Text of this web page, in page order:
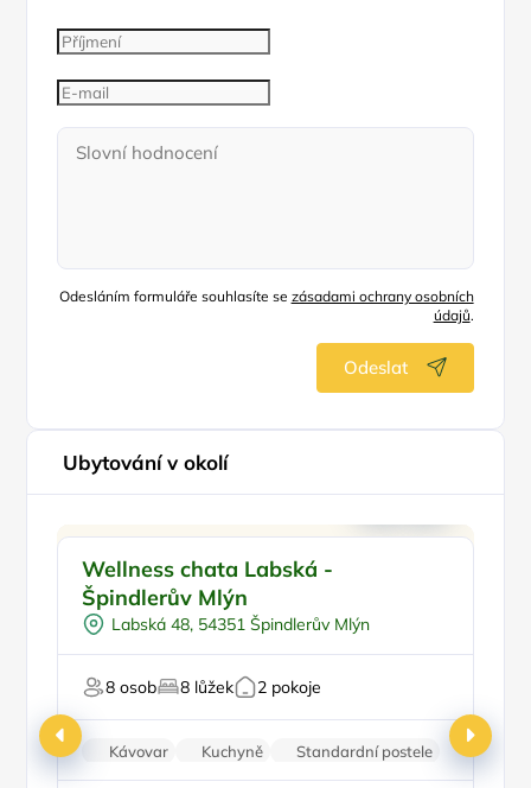
Odesláním formuláře souhlasíte se zásadami ochrany osobních
údajů.
Odeslat
Ubytování v okolí
Vířivka
Na samotě
Sauna
U lyžařského střediska
Wellness chata Labská -
Špindlerův Mlýn
Labská 48, 54351 Špindlerův Mlýn
8 osob 8 lůžek 2 pokoje
Kávovar Kuchyně
Standardní postele
Wi-Fi
Pračka